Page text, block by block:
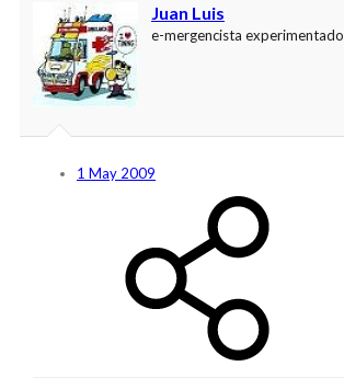
Juan Luis
e-mergencista experimentado
1 May 2009